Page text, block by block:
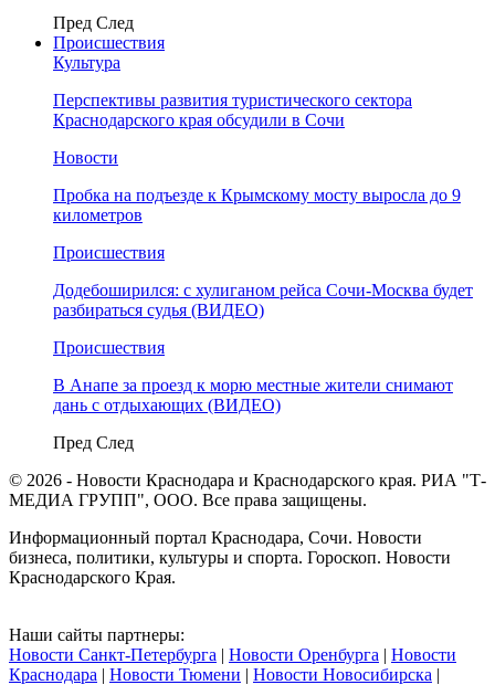
Пред След
Происшествия
Культура
Перспективы развития туристического сектора
Краснодарского края обсудили в Сочи
Новости
Пробка на подъезде к Крымскому мосту выросла до 9
километров
Происшествия
Додебоширился: с хулиганом рейса Сочи-Москва будет
разбираться судья (ВИДЕО)
Происшествия
В Анапе за проезд к морю местные жители снимают
дань с отдыхающих (ВИДЕО)
Пред След
© 2026 - Новости Краснодара и Краснодарского края. РИА "Т-
МЕДИА ГРУПП", ООО. Все права защищены.
Информационный портал Краснодара, Сочи. Новости
бизнеса, политики, культуры и спорта. Гороскоп. Новости
Краснодарского Края.
Наши сайты партнеры:
Новости Санкт-Петербурга | Новости Оренбурга | Новости
Краснодара | Новости Тюмени | Новости Новосибирска |